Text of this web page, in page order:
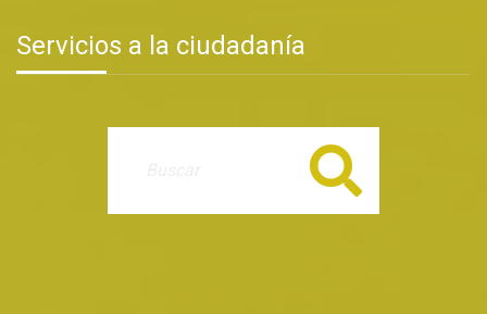
Servicios a la ciudadanía
Buscar